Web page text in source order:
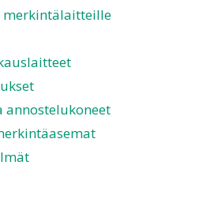
annostelukoneet